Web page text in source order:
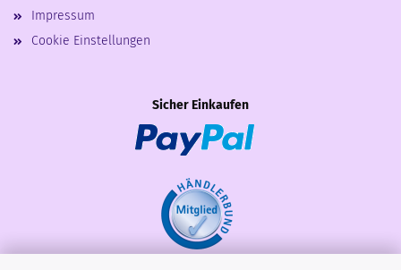
Impressum
Cookie Einstellungen
Sicher Einkaufen